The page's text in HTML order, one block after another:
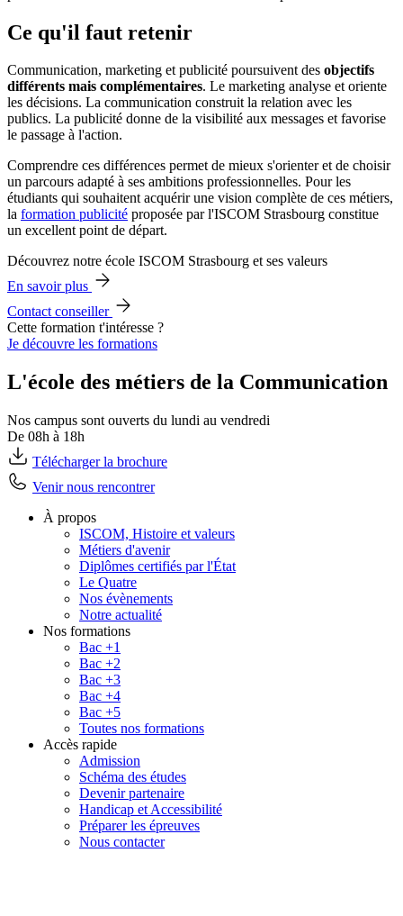
Ce qu'il faut retenir
Communication, marketing et publicité poursuivent des objectifs
différents mais complémentaires. Le marketing analyse et oriente
les décisions. La communication construit la relation avec les
publics. La publicité donne de la visibilité aux messages et favorise
le passage à l'action.
Comprendre ces différences permet de mieux s'orienter et de choisir
un parcours adapté à ses ambitions professionnelles. Pour les
étudiants qui souhaitent acquérir une vision complète de ces métiers,
la formation publicité proposée par l'ISCOM Strasbourg constitue
un excellent point de départ.
Découvrez notre école ISCOM Strasbourg et ses valeurs
En savoir plus
Contact conseiller
Cette formation t'intéresse ?
Je découvre les formations
L'école des métiers de la Communication
Nos campus sont ouverts du lundi au vendredi
De 08h à 18h
Télécharger la brochure
Venir nous rencontrer
À propos
ISCOM, Histoire et valeurs
Métiers d'avenir
Diplômes certifiés par l'État
Le Quatre
Nos évènements
Notre actualité
Nos formations
Bac +1
Bac +2
Bac +3
Bac +4
Bac +5
Toutes nos formations
Accès rapide
Admission
Schéma des études
Devenir partenaire
Handicap et Accessibilité
Préparer les épreuves
Nous contacter